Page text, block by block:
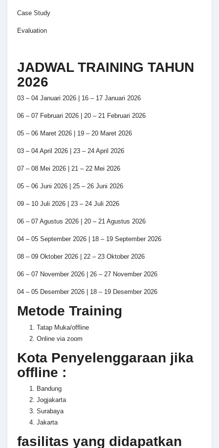
Case Study
Evaluation
JADWAL TRAINING TAHUN
2026
03 – 04 Januari 2026 | 16 – 17 Januari 2026
06 – 07 Februari 2026 | 20 – 21 Februari 2026
05 – 06 Maret 2026 | 19 – 20 Maret 2026
03 – 04 April 2026 | 23 – 24 April 2026
07 – 08 Mei 2026 | 21 – 22 Mei 2026
05 – 06 Juni 2026 | 25 – 26 Juni 2026
09 – 10 Juli 2026 | 23 – 24 Juli 2026
06 – 07 Agustus 2026 | 20 – 21 Agustus 2026
04 – 05 September 2026 | 18 – 19 September 2026
08 – 09 Oktober 2026 | 22 – 23 Oktober 2026
06 – 07 November 2026 | 26 – 27 November 2026
04 – 05 Desember 2026 | 18 – 19 Desember 2026
Metode Training
Tatap Muka/offline
Online via zoom
Kota Penyelenggaraan jika
offline :
Bandung
Jogjakarta
Surabaya
Jakarta
fasilitas yang didapatkan